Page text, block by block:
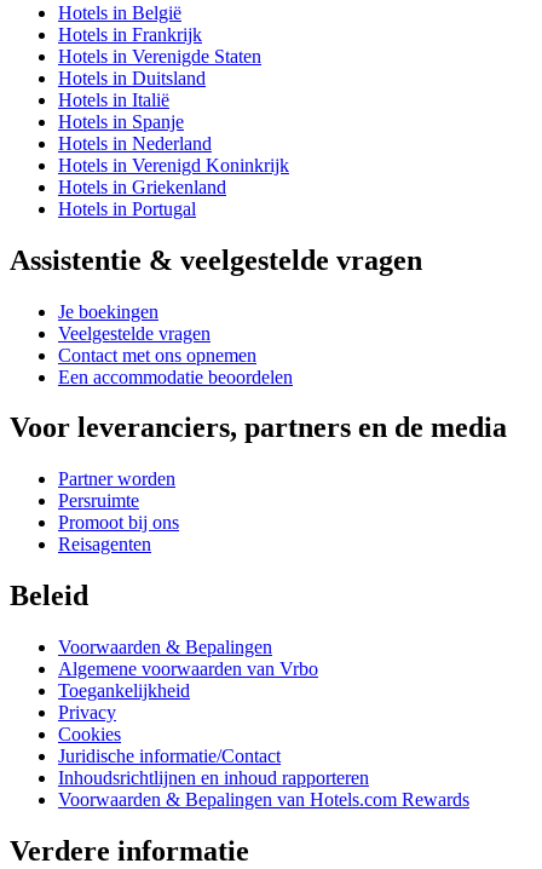
Hotels in België
Hotels in Frankrijk
Hotels in Verenigde Staten
Hotels in Duitsland
Hotels in Italië
Hotels in Spanje
Hotels in Nederland
Hotels in Verenigd Koninkrijk
Hotels in Griekenland
Hotels in Portugal
Assistentie & veelgestelde vragen
Je boekingen
Veelgestelde vragen
Contact met ons opnemen
Een accommodatie beoordelen
Voor leveranciers, partners en de media
Partner worden
Persruimte
Promoot bij ons
Reisagenten
Beleid
Voorwaarden & Bepalingen
Algemene voorwaarden van Vrbo
Toegankelijkheid
Privacy
Cookies
Juridische informatie/Contact
Inhoudsrichtlijnen en inhoud rapporteren
Voorwaarden & Bepalingen van Hotels.com Rewards
Verdere informatie